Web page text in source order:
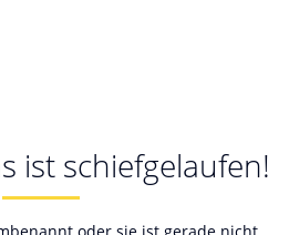
ist schiefgelaufen!